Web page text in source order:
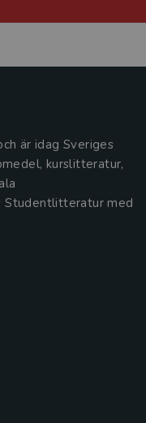
är idag Sveriges
kurslitteratur,
Studentlitteratur med